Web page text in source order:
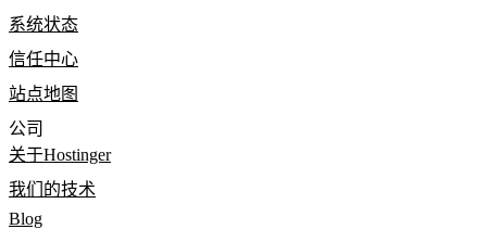
系统状态
信任中心
站点地图
公司
关于Hostinger
我们的技术
Blog